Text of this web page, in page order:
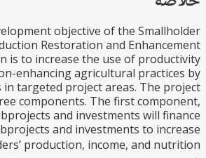
development objective of the
Production Restoration and
Yemen is to increase the use of
enhancing agricultural
in targeted project areas. The
of three components. The first
subprojects and investments will
subprojects and investments to
production, income, and